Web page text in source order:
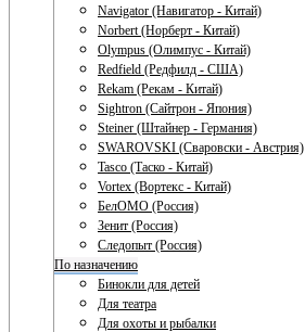
Navigator (Навигатор - Китай)
Norbert (Норберт - Китай)
Olympus (Олимпус - Китай)
Redfield (Редфилд - США)
Rekam (Рекам - Китай)
Sightron (Сайтрон - Япония)
Steiner (Штайнер - Германия)
SWAROVSKI (Сваровски - Австрия)
Tasco (Таско - Китай)
Vortex (Вортекс - Китай)
БелОМО (Россия)
Зенит (Россия)
Следопыт (Россия)
По назначению
Бинокли для детей
Для театра
Для охоты и рыбалки